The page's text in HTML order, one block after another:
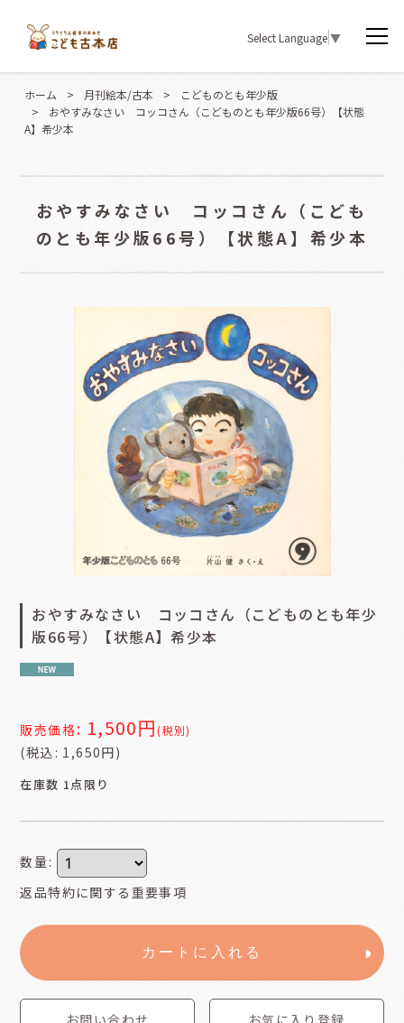
Select Language▼
ホーム > 月刊絵本/古本 >
こどものとも年少版
>
おやすみなさい コッコさん（こどものとも年少版66号）【状態
A】希少本
おやすみなさい コッコさん（こども
のとも年少版66号）【状態A】希少本
おやすみなさい コッコさん（こどものとも年少
版66号）【状態A】希少本
販売価格: 1,500円(税別)
(税込 : 1,650円)
在庫数 1点限り
数量:
返品特約に関する重要事項
カートに入れる
お問い合わせ お気に入り登録